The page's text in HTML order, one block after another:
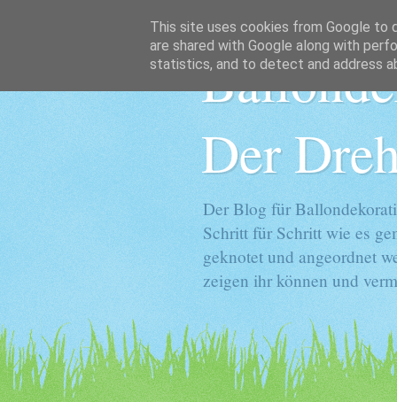
Der
Der Blog für
Schritt für Schritt wie es
geknotet und angeordnet
zeigen ihr können und
This site uses cookies from Google to
are shared with Google along with
statistics, and to detect and address